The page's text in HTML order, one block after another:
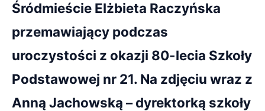
Śródmieście Elżbieta Raczyńska
przemawiający podczas
uroczystości z okazji 80-lecia Szkoły
Podstawowej nr 21. Na zdjęciu wraz z
Anną Jachowską – dyrektorką szkoły